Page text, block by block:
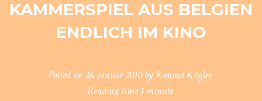
KAMMERSPIEL AUS BELGIEN
ENDLICH IM KINO
Posted on26. Januar 2010 byKonrad Kögler
Reading time1 minute